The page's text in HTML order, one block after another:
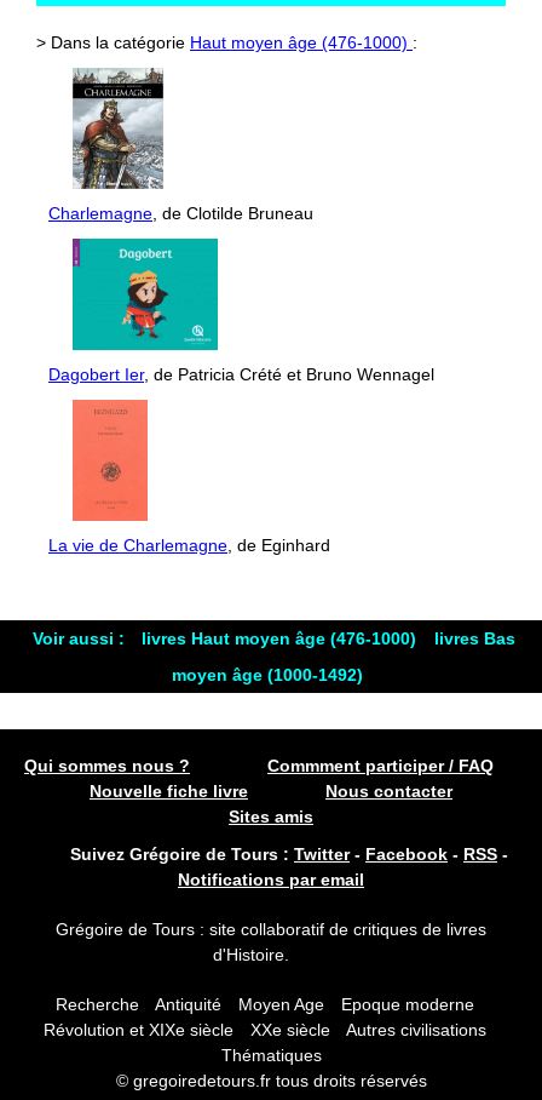
> Dans la catégorie Haut moyen âge (476-1000) :
Charlemagne , de Clotilde Bruneau
Dagobert Ier, de Patricia Crété et Bruno Wennagel
La vie de Charlemagne , de Eginhard
Voir aussi : livres Haut moyen âge (476-1000)
livres Bas
moyen âge (1000-1492)
Qui sommes nous ?
Commment participer / FAQ
Nouvelle fiche livre
Nous contacter
Sites amis
Suivez Grégoire de Tours : Twitter- Facebook - RSS -
Notifications par email
Grégoire de Tours : site collaboratif de critiques de livres
d'Histoire.
Recherche Antiquité Moyen Age
Epoque moderne
Révolution et XIXe siècle
XXe siècle
Autres civilisations
Thématiques
© gregoiredetours.fr tous droits réservés